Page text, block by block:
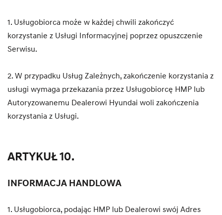
1. Usługobiorca może w każdej chwili zakończyć
korzystanie z Usługi Informacyjnej poprzez opuszczenie
Serwisu.
2. W przypadku Usług Zależnych, zakończenie korzystania z
usługi wymaga przekazania przez Usługobiorcę HMP lub
Autoryzowanemu Dealerowi Hyundai woli zakończenia
korzystania z Usługi.
ARTYKUŁ 10.
INFORMACJA HANDLOWA
1. Usługobiorca, podając HMP lub Dealerowi swój Adres